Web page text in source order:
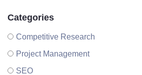
Categories
Competitive Research
Project Management
SEO